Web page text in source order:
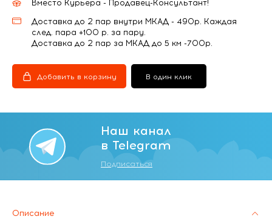
Вместо Курьера - Продавец-Консультант!
Доставка до 2 пар внутри МКАД - 490р. Каждая
след. пара +100 р. за пару.
Доставка до 2 пар за МКАД до 5 км -700р.
Добавить в корзину В один клик
Наш канал
в Telegram
Подписаться
Описание